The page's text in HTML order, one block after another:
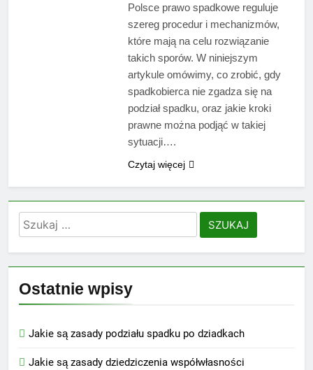
Polsce prawo spadkowe reguluje
szereg procedur i mechanizmów,
które mają na celu rozwiązanie
takich sporów. W niniejszym
artykule omówimy, co zrobić, gdy
spadkobierca nie zgadza się na
podział spadku, oraz jakie kroki
prawne można podjąć w takiej
sytuacji….
Czytaj więcej
Szukaj:
Ostatnie wpisy
Jakie są zasady podziału spadku po dziadkach
Jakie są zasady dziedziczenia współwłasności